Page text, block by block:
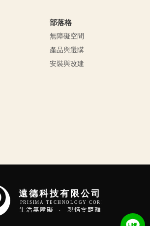
部落格
無障礙空間
產品與選購
安裝與改建